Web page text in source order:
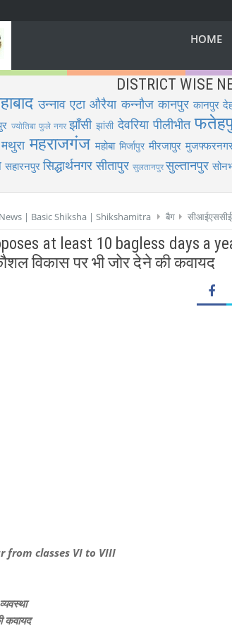
HOME
DISTRICT WISE
उन्नाव एटा औरैया कन्नौज कानपुर कानपुर
ज्योतिबा फुले नगर झाँसी झांसी देवरिया पीलीभीत
मथुरा महराजगंज महोबा मिर्जापुर मीरजापुर
सहारनपुर सिद्धार्थनगर सीतापुर सुलतानपुरसुल्तानपुर
News | Basic Shiksha | Shikshamitra बैग सीआईएससीई
at least 10 bagless days a
विकास पर भी जोर देने की कवायद
from classes VI to VIII
कवायद